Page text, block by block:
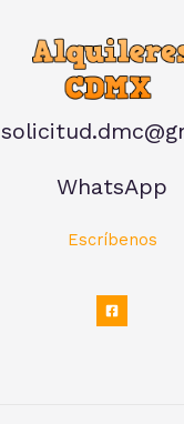
WhatsApp
Escríbenos